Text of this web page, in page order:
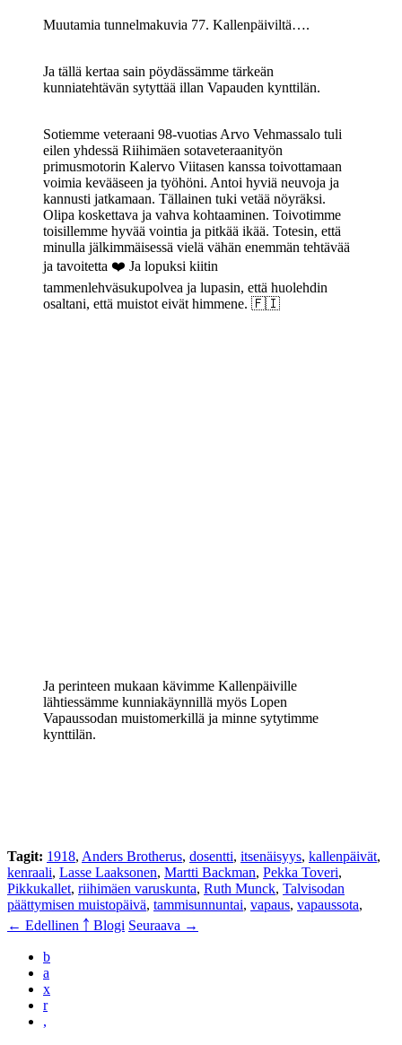
Muutamia tunnelmakuvia 77. Kallenpäiviltä….
Ja tällä kertaa sain pöydässämme tärkeän
kunniatehtävän sytyttää illan Vapauden kynttilän.
Sotiemme veteraani 98-vuotias Arvo Vehmassalo tuli
eilen yhdessä Riihimäen sotaveteraanityön
primusmotorin Kalervo Viitasen kanssa toivottamaan
voimia kevääseen ja työhöni. Antoi hyviä neuvoja ja
kannusti jatkamaan. Tällainen tuki vetää nöyräksi.
Olipa koskettava ja vahva kohtaaminen. Toivotimme
toisillemme hyvää vointia ja pitkää ikää. Totesin, että
minulla jälkimmäisessä vielä vähän enemmän tehtävää
ja tavoitetta ❤️ Ja lopuksi kiitin
tammenlehväsukupolvea ja lupasin, että huolehdin
osaltani, että muistot eivät himmene. 🇫🇮
Ja perinteen mukaan kävimme Kallenpäiville
lähtiessämme kunniakäynnillä myös Lopen
Vapaussodan muistomerkillä ja minne sytytimme
kynttilän.
Tagit: 1918, Anders Brotherus, dosentti, itsenäisyys, kallenpäivät,
kenraali, Lasse Laaksonen, Martti Backman, Pekka Toveri,
Pikkukallet, riihimäen varuskunta, Ruth Munck, Talvisodan
päättymisen muistopäivä, tammisunnuntai, vapaus, vapaussota,
← Edellinen ￪ Blogi Seuraava →
b
a
x
r
,